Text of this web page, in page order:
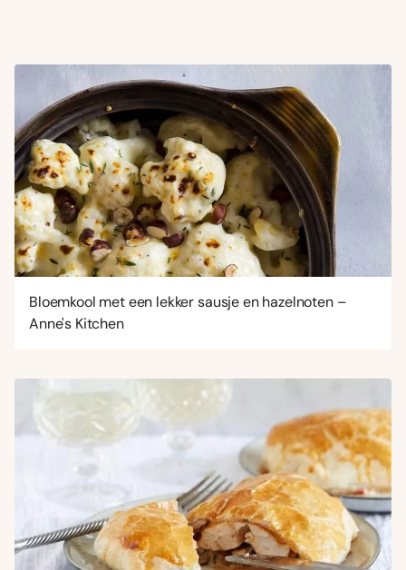
Bloemkool met een lekker sausje en hazelnoten –
Anne's Kitchen